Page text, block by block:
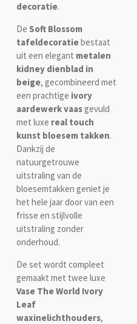
decoratie.
De Soft Blossom
tafeldecoratiebestaat
uit een elegant metalen
kidney dienblad in
beige, gecombineerd met
een prachtige ivory
aardewerk vaasgevuld
met luxe real touch
kunst bloesem takken.
Dankzij de
natuurgetrouwe
uitstraling van de
bloesemtakken geniet je
het hele jaar door van een
frisse en stijlvolle
uitstraling zonder
onderhoud.
De set wordt compleet
gemaakt met twee luxe
Vase The World Ivory
Leaf
waxinelichthouders,